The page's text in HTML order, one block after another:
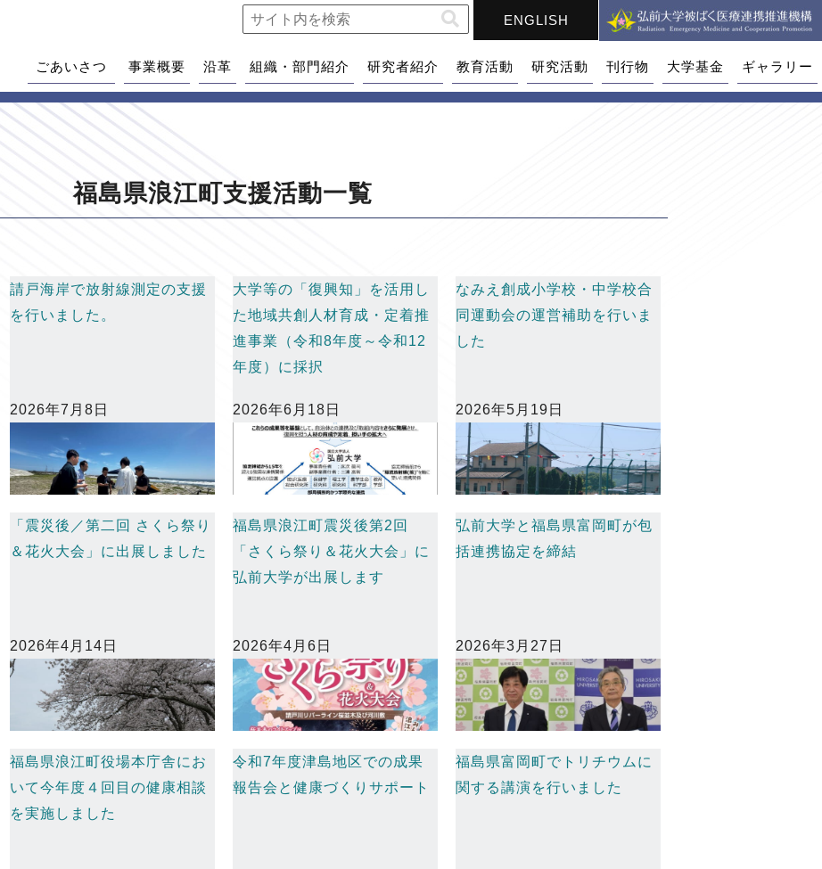
ENGLISH
ごあいさつ 事業概要 沿革 組織・部門紹介 研究者紹介 教育活動 研究活動 刊行物 大学基金 ギャラリー
福島県浪江町支援活動一覧
請戸海岸で放射線測定の支援
を行いました。
2026年7月8日
大学等の「復興知」を活用し
た地域共創人材育成・定着推
進事業（令和8年度～令和12
年度）に採択
2026年6月18日
なみえ創成小学校・中学校合
同運動会の運営補助を行いま
した
2026年5月19日
「震災後／第二回 さくら祭り
＆花火大会」に出展しました
2026年4月14日
福島県浪江町震災後第2回
「さくら祭り＆花火大会」に
弘前大学が出展します
2026年4月6日
弘前大学と福島県富岡町が包
括連携協定を締結
2026年3月27日
福島県浪江町役場本庁舎にお
いて今年度４回目の健康相談
を実施しました
令和7年度津島地区での成果
報告会と健康づくりサポート
福島県富岡町でトリチウムに
関する講演を行いました